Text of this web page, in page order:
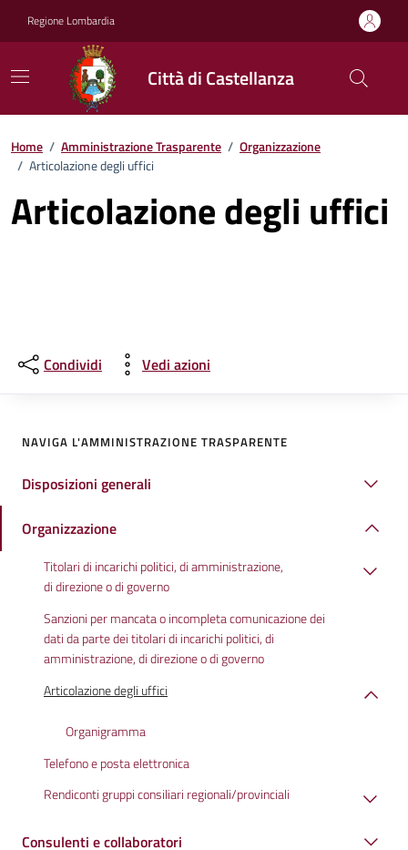
Regione Lombardia
Città di Castellanza
Home / Amministrazione Trasparente / Organizzazione
/ Articolazione degli uffici
Articolazione degli uffici
Condividi Vedi azioni
NAVIGA L'AMMINISTRAZIONE TRASPARENTE
Disposizioni generali
Organizzazione
Titolari di incarichi politici, di amministrazione,
di direzione o di governo
Sanzioni per mancata o incompleta comunicazione dei
dati da parte dei titolari di incarichi politici, di
amministrazione, di direzione o di governo
Articolazione degli uffici
Organigramma
Telefono e posta elettronica
Rendiconti gruppi consiliari regionali/provinciali
Consulenti e collaboratori